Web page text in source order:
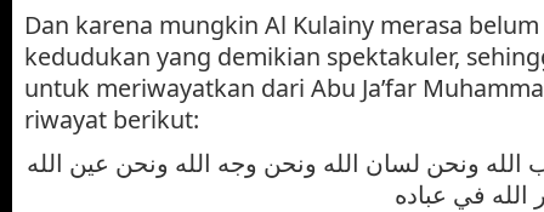
Dan karena mungkin Al Kulainy merasa
kedudukan yang demikian spektakuler,
untuk meriwayatkan dari Abu Ja’far
riwayat berikut:
ونحن لسان الله ونحن وجه الله ونحن عين الله
في عباده